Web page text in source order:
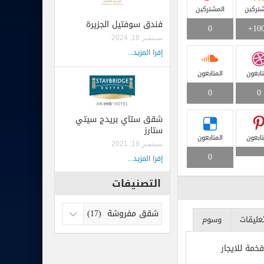
فندق سوفتيل الجزيرة
سبتمبر 18, 2024
إقرا المزيد...
شقق ستاي بريدج سيتي
ستارز
سبتمبر 18, 2021
إقرا المزيد...
التصنيفات
المشتركين
0
0
المتابعون
0
المتابعون
0
وسوم
للايجار